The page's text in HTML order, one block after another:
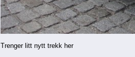
Trenger litt nytt trekk her